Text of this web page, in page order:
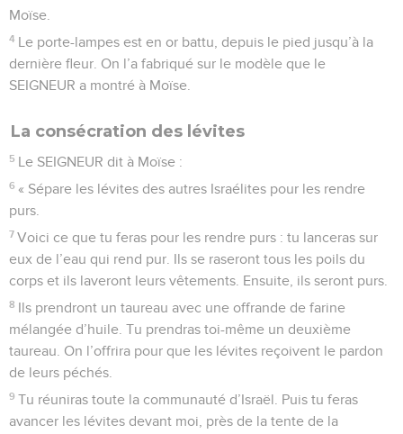
Moïse.
4 Le porte-lampes est en or battu, depuis le pied jusqu’à la
dernière fleur. On l’a fabriqué sur le modèle que le
SEIGNEUR a montré à Moïse.
La consécration des lévites
5 Le SEIGNEUR dit à Moïse :
6 « Sépare les lévites des autres Israélites pour les rendre
purs.
7 Voici ce que tu feras pour les rendre purs : tu lanceras sur
eux de l’eau qui rend pur. Ils se raseront tous les poils du
corps et ils laveront leurs vêtements. Ensuite, ils seront purs.
8 Ils prendront un taureau avec une offrande de farine
mélangée d’huile. Tu prendras toi-même un deuxième
taureau. On l’offrira pour que les lévites reçoivent le pardon
de leurs péchés.
9 Tu réuniras toute la communauté d’Israël. Puis tu feras
avancer les lévites devant moi, près de la tente de la